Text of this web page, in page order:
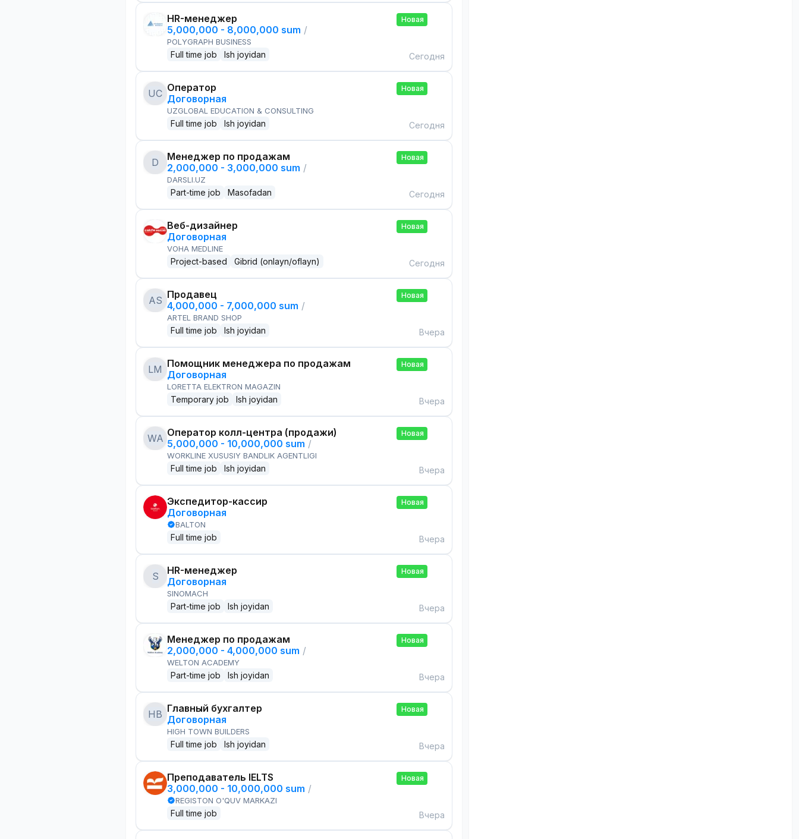
HR-менеджер
5,000,000 - 8,000,000 sum /
POLYGRAPH BUSINESS
Full time job Ish joyidan
Новая
Сегодня
UC Оператор
Договорная
UZGLOBAL EDUCATION & CONSULTING
Full time job Ish joyidan
Новая
Сегодня
D
Менеджер по продажам
2,000,000 - 3,000,000 sum /
DARSLI.UZ
Part-time job Masofadan
Новая
Сегодня
Веб-дизайнер
Договорная
VOHA MEDLINE
Project-based Gibrid (onlayn/oflayn)
Новая
Сегодня
AS Продавец
4,000,000 - 7,000,000 sum /
ARTEL BRAND SHOP
Full time job Ish joyidan
Новая
Вчера
LM Помощник менеджера по продажам
Договорная
LORETTA ELEKTRON MAGAZIN
Temporary job Ish joyidan
Новая
Вчера
WA Оператор колл-центра (продажи)
5,000,000 - 10,000,000 sum /
WORKLINE XUSUSIY BANDLIK AGENTLIGI
Full time job Ish joyidan
Новая
Вчера
Экспедитор-кассир
Договорная
BALTON
Full time job
Новая
Вчера
S
HR-менеджер
Договорная
SINOMACH
Part-time job Ish joyidan
Новая
Вчера
Менеджер по продажам
2,000,000 - 4,000,000 sum /
WELTON ACADEMY
Part-time job Ish joyidan
Новая
Вчера
HB Главный бухгалтер
Договорная
HIGH TOWN BUILDERS
Full time job Ish joyidan
Новая
Вчера
Преподаватель IELTS
3,000,000 - 10,000,000 sum /
REGISTON O'QUV MARKAZI
Full time job
Новая
Вчера